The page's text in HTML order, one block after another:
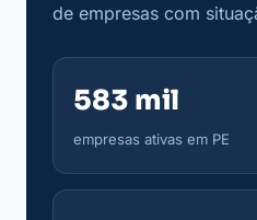
de empresas com
583 mil
empresas ativas em PE